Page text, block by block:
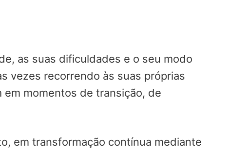
as suas dificuldades e o seu modo
vezes recorrendo às suas próprias
em momentos de transição, de
em transformação contínua mediante